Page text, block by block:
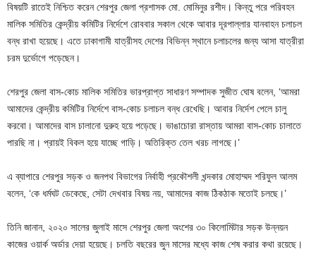
বিষয়টি রাতেই নিশ্চিত করেন শেরপুর জেলা প্রশাসক মো. মোমিনুর রশীদ। কিন্তু পরে পরিবহন
মালিক সমিতির কেন্দ্রীয় কমিটির নির্দেশে রোববার সকাল থেকে আবার দূরপাল্লার যানবাহন চলাচল
বন্ধ রাখা হয়েছে। এতে ঢাকাগামী যাত্রীসহ দেশের বিভিন্ন স্থানে চলাচলের জন্য আসা যাত্রীরা
চরম দুর্ভোগে পড়েছেন।
শেরপুর জেলা বাস-কোচ মালিক সমিতির ভারপ্রাপ্ত সাধারণ সম্পাদক সুজীত ঘোষ বলেন, ‘আমরা
আমাদের কেন্দ্রীয় কমিটির নির্দেশে বাস-কোচ চলাচল বন্ধ রেখেছি। আবার নির্দেশ পেলে চালু
করবো। আমাদের বাস চালানো দুরুহ হয়ে পড়েছে। ভাঙাচোরা রাস্তায় আমরা বাস-কোচ চালাতে
পারছি না। প্রায়ই বিকল হয়ে যাচ্ছে গাড়ি। অতিরিক্ত তেল খরচ লাগছে।’
এ ব্যাপারে শেরপুর সড়ক ও জনপথ বিভাগের নির্বাহী প্রকৌশলী খন্দকার মোহাম্মদ শরিফুল আলম
বলেন, ‘কে ধর্মঘট ডেকেছে, সেটা দেখবার বিষয় নয়, আমাদের কাজ ঠিকঠাক মতোই চলছে।’
তিনি জানান, ২০২০ সালের জুলাই মাসে শেরপুর জেলা অংশের ৩০ কিলোমিটার সড়ক উন্নয়ন
কাজের ওয়ার্ক অর্ডার দেয়া হয়েছে। চলতি বছরের জুন মাসের মধ্যে কাজ শেষ করার কথা রয়েছে।